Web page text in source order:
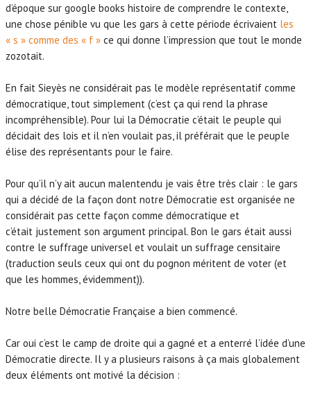
d’époque sur google books histoire de comprendre le contexte,
une chose pénible vu que les gars à cette période écrivaient les
« s » comme des « f » ce qui donne l’impression que tout le monde
zozotait.
En fait Sieyès ne considérait pas le modèle représentatif comme
démocratique, tout simplement (c’est ça qui rend la phrase
incompréhensible). Pour lui la Démocratie c’était le peuple qui
décidait des lois et il n’en voulait pas, il préférait que le peuple
élise des représentants pour le faire.
Pour qu’il n’y ait aucun malentendu je vais être très clair : le gars
qui a décidé de la façon dont notre Démocratie est organisée ne
considérait pas cette façon comme démocratique et
c’était justement son argument principal. Bon le gars était aussi
contre le suffrage universel et voulait un suffrage censitaire
(traduction seuls ceux qui ont du pognon méritent de voter (et
que les hommes, évidemment)).
Notre belle Démocratie Française a bien commencé.
Car oui c’est le camp de droite qui a gagné et a enterré l’idée d’une
Démocratie directe. Il y a plusieurs raisons à ça mais globalement
deux éléments ont motivé la décision :